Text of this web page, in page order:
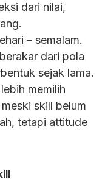
dari nilai,
– semalam.
dari pola
sejak lama.
memilih
skill belum
tetapi attitude